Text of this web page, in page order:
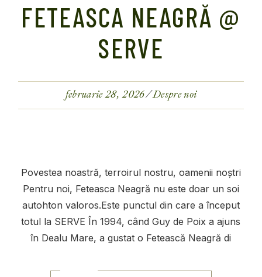
FETEASCA NEAGRĂ @
SERVE
februarie 28, 2026 Despre noi
Povestea noastră, terroirul nostru, oamenii noștri
Pentru noi, Feteasca Neagră nu este doar un soi
autohton valoros.Este punctul din care a început
totul la SERVE În 1994, când Guy de Poix a ajuns
în Dealu Mare, a gustat o Fetească Neagră di